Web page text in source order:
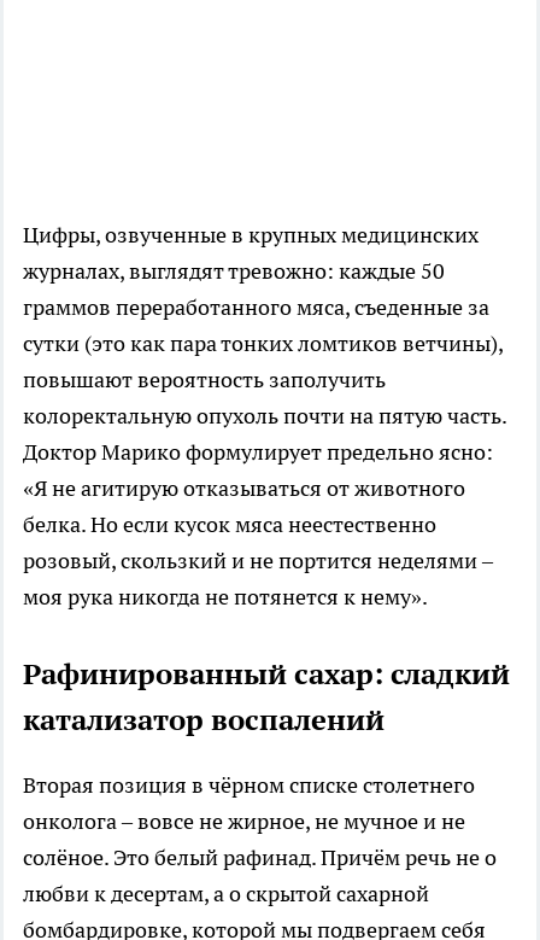
Цифры, озвученные в крупных медицинских
журналах, выглядят тревожно: каждые 50
граммов переработанного мяса, съеденные за
сутки (это как пара тонких ломтиков ветчины),
повышают вероятность заполучить
колоректальную опухоль почти на пятую часть.
Доктор Марико формулирует предельно ясно:
«Я не агитирую отказываться от животного
белка. Но если кусок мяса неестественно
розовый, скользкий и не портится неделями –
моя рука никогда не потянется к нему».
Рафинированный сахар: сладкий
катализатор воспалений
Вторая позиция в чёрном списке столетнего
онколога – вовсе не жирное, не мучное и не
солёное. Это белый рафинад. Причём речь не о
любви к десертам, а о скрытой сахарной
бомбардировке, которой мы подвергаем себя